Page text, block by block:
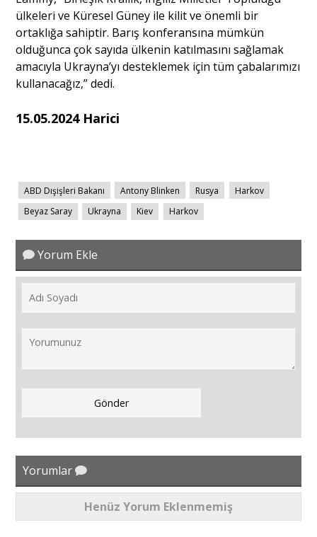
ülkeleri ve Küresel Güney ile kilit ve önemli bir
ortaklığa sahiptir. Barış konferansına mümkün
olduğunca çok sayıda ülkenin katılmasını sağlamak
amacıyla Ukrayna’yı desteklemek için tüm çabalarımızı
kullanacağız,” dedi.
15.05.2024 Harici
ABD Dışişleri Bakanı Antony Blinken Rusya
Harkov
Beyaz Saray
Ukrayna Kiev Harkov
Yorum Ekle
Yorumlar
Henüz Yorum Eklenmemiş